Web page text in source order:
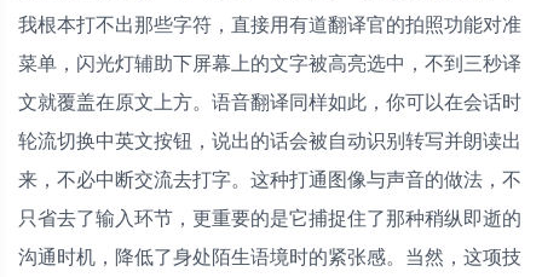
我根本打不出那些字符，直接用有道翻译官的拍照功能对准
菜单，闪光灯辅助下屏幕上的文字被高亮选中，不到三秒译
文就覆盖在原文上方。语音翻译同样如此，你可以在会话时
轮流切换中英文按钮，说出的话会被自动识别转写并朗读出
来，不必中断交流去打字。这种打通图像与声音的做法，不
只省去了输入环节，更重要的是它捕捉住了那种稍纵即逝的
沟通时机，降低了身处陌生语境时的紧张感。当然，这项技